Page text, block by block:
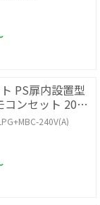
PS扉内設置型
ンセット 20A
240V(A)